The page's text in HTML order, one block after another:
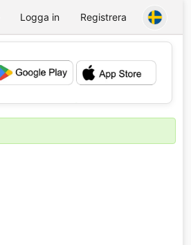
Logga in Registrera
💕